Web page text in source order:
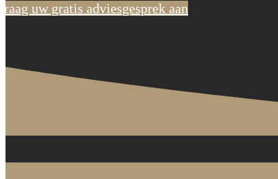
uw gratis adviesgesprek aan